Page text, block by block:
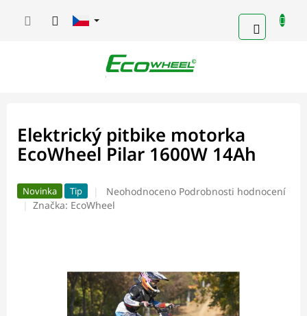
KOŠÍK
Elektrický pitbike motorka
EcoWheel Pilar 1600W 14Ah
Novinka Tip
Průměrné
hodnocení
5
hvězdiček.
Neohodnoceno Podrobnosti hodnocení
Značka: EcoWheel